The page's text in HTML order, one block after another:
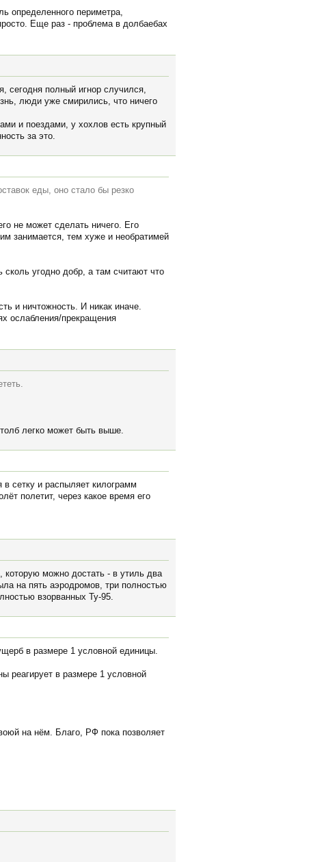
определенного периметра,
Еще раз - проблема в долбаебах
сегодня полный игнор случился,
люди уже смирились, что ничего
и поездами, у хохлов есть крупный
за это.
еды, оно стало бы резко
не может сделать ничего. Его
занимается, тем хуже и необратимей
угодно добр, а там считают что
и ничтожность. И никак иначе.
ослабления/прекращения
легко может быть выше.
в сетку и распыляет килограмм
полетит, через какое время его
которую можно достать - в утиль два
на пять аэродромов, три полностью
взорванных Ту-95.
в размере 1 условной единицы.
реагирует в размере 1 условной
на нём. Благо, РФ пока позволяет